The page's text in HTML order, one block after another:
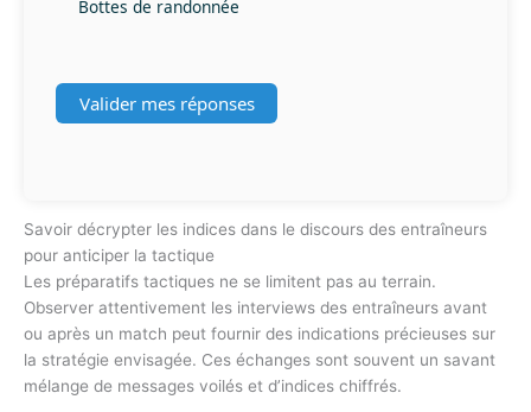
Bottes de randonnée
Valider mes réponses
Savoir décrypter les indices dans le discours des entraîneurs
pour anticiper la tactique
Les préparatifs tactiques ne se limitent pas au terrain.
Observer attentivement les interviews des entraîneurs avant
ou après un match peut fournir des indications précieuses sur
la stratégie envisagée. Ces échanges sont souvent un savant
mélange de messages voilés et d’indices chiffrés.